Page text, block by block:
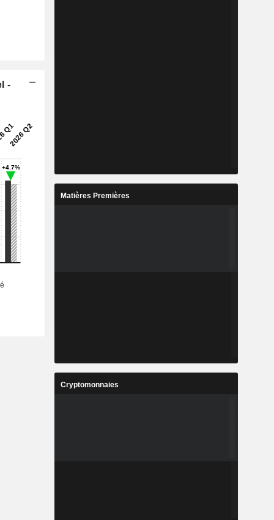
-
Matières Premières
Cryptomonnaies